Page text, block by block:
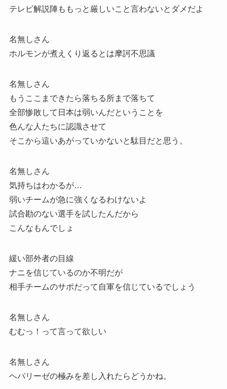
テレビ解説陣ももっと厳しいこと言わないとダメだよ
名無しさん
ホルモンが煮えくり返るとは摩訶不思議
名無しさん
もうここまできたら落ちる所まで落ちて
全部惨敗して日本は弱いんだということを
色んな人たちに認識させて
そこから這いあがっていかないと駄目だと思う。
名無しさん
気持ちはわかるが…
弱いチームが急に強くなるわけないよ
試合勘のない選手を試したんだから
こんなもんでしょ
緩い部外者の目線
ナニを信じているのか不明だが
相手チームのサポだって自軍を信じているでしょう
名無しさん
むむっ！って言って欲しい
名無しさん
ヘパリーゼの極みを差し入れたらどうかね。